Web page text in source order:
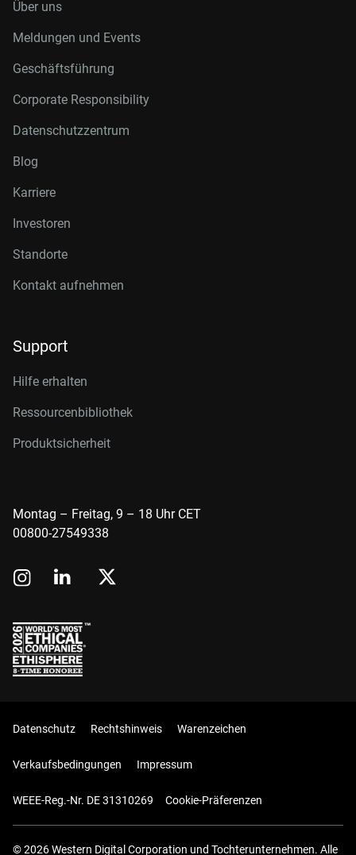
Über uns
Meldungen und Events
Geschäftsführung
Corporate Responsibility
Datenschutzzentrum
Blog
Karriere
Investoren
Standorte
Kontakt aufnehmen
Support
Hilfe erhalten
Ressourcenbibliothek
Produktsicherheit
Montag – Freitag, 9 – 18 Uhr CET
00800-27549338
Datenschutz Rechtshinweis Warenzeichen
Verkaufsbedingungen Impressum
WEEE-Reg.-Nr. DE 31310269 Cookie-Präferenzen
© 2026 Western Digital Corporation und Tochterunternehmen. Alle